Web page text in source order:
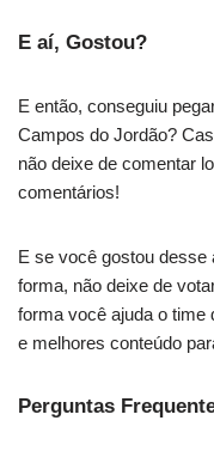
E aí, Gostou?
E então, conseguiu
Campos do Jordão?
não deixe de comentar
comentários!
E se você gostou desse
forma, não deixe de
forma você ajuda o time
e melhores conteúdo
Perguntas